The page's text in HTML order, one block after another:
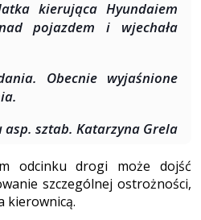
kierująca Hyundaiem
pojazdem i wjechała
Obecnie wyjaśnione
sztab. Katarzyna Grela
odcinku drogi może dojść
szczególnej ostrożności,
kierownicą.